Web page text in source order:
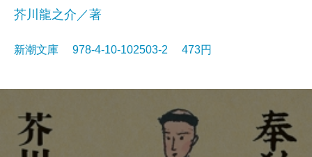
芥川龍之介／著
新潮文庫 978-4-10-102503-2 473円